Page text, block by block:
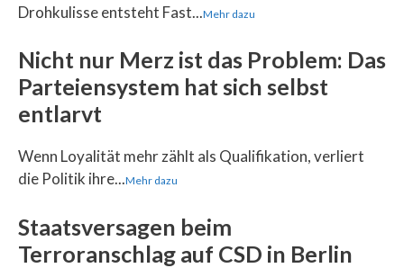
Drohkulisse entsteht Fast...Mehr dazu
Nicht nur Merz ist das Problem: Das
Parteiensystem hat sich selbst
entlarvt
Wenn Loyalität mehr zählt als Qualifikation, verliert
die Politik ihre...Mehr dazu
Staatsversagen beim
Terroranschlag auf CSD in Berlin